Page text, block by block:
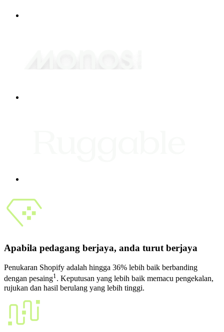
Apabila pedagang berjaya, anda turut berjaya
Penukaran Shopify adalah hingga 36% lebih baik berbanding
dengan pesaing1. Keputusan yang lebih baik memacu pengekalan,
rujukan dan hasil berulang yang lebih tinggi.